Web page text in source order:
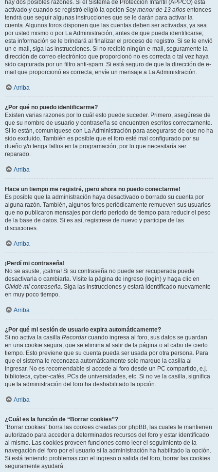
hay dos posibles razones. Si el Sistema de Protección Infantil (APPCO) está
activado y cuando se registró eligió la opción Soy menor de 13 años entonces
tendrá que seguir algunas instrucciones que se le darán para activar la
cuenta. Algunos foros disponen que las cuentas deben ser activadas, ya sea
por usted mismo o por La Administración, antes de que pueda identificarse;
esta información se le brindará al finalizar el proceso de registro. Si se le envió
un e-mail, siga las instrucciones. Si no recibió ningún e-mail, seguramente la
dirección de correo electrónico que proporcionó no es correcta o tal vez haya
sido capturada por un filtro anti-spam. Si está seguro de que la dirección de e-
mail que proporcionó es correcta, envíe un mensaje a La Administración.
Arriba
¿Por qué no puedo identificarme?
Existen varias razones por lo cuál esto puede suceder. Primero, asegúrese de
que su nombre de usuario y contraseña se encuentren escritos correctamente.
Si lo están, comuníquese con La Administración para asegurarse de que no ha
sido excluido. También es posible que el foro esté mal configurado por su
dueño y/o tenga fallos en la programación, por lo que necesitaría ser
reparado.
Arriba
Hace un tiempo me registré, ¡pero ahora no puedo conectarme!
Es posible que la administración haya desactivado o borrado su cuenta por
alguna razón. También, algunos foros periódicamente remueven sus usuarios
que no publicaron mensajes por cierto periodo de tiempo para reducir el peso
de la base de datos. Si es así, registrese de nuevo y participe de las
discuciones.
Arriba
¡Perdí mi contraseña!
No se asuste, ¡calma! Si su contraseña no puede ser recuperada puede
desactivarla o cambiarla. Visite la página de ingreso (login) y haga clic en
Olvidé mi contraseña. Siga las instrucciones y estará identificado nuevamente
en muy poco tiempo.
Arriba
¿Por qué mi sesión de usuario expira automáticamente?
Si no activa la casilla Recordarcuando ingresa al foro, sus datos se guardan
en una cookie segura, que se elimina al salir de la página o al cabo de cierto
tiempo. Esto previene que su cuenta pueda ser usada por otra persona. Para
que el sistema le reconozca automáticamente solo marque la casilla al
ingresar. No es recomendable si accede al foro desde un PC compartido, e.j.
biblioteca, cyber-cafés, PCs de universidades, etc. Si no ve la casilla, significa
que la administración del foro ha deshabilitado la opción.
Arriba
¿Cuál es la función de “Borrar cookies”?
“Borrar cookies” borra las cookies creadas por phpBB, las cuales le mantienen
autorizado para acceder a determinados recursos del foro y estar identificado
al mismo. Las cookies proveen funciones como leer el seguimiento de la
navegación del foro por el usuario si la administración ha habilitado la opción.
Si está teniendo problemas con el ingreso o salida del foro, borrar las cookies
seguramente ayudará.